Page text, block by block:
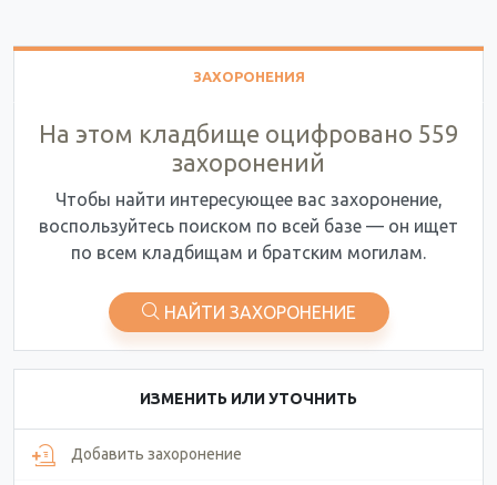
ЗАХОРОНЕНИЯ
На этом кладбище оцифровано 559
захоронений
Чтобы найти интересующее вас захоронение,
воспользуйтесь поиском по всей базе — он ищет
по всем кладбищам и братским могилам.
НАЙТИ ЗАХОРОНЕНИЕ
ИЗМЕНИТЬ ИЛИ УТОЧНИТЬ
Добавить захоронение